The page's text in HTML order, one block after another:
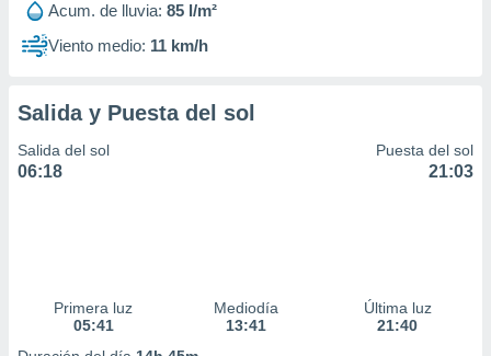
Acum. de lluvia: 85 l/m²
Viento medio: 11 km/h
Salida y Puesta del sol
Salida del sol
06:18
Puesta del sol
21:03
Primera luz
05:41
Mediodía
13:41
Última luz
21:40